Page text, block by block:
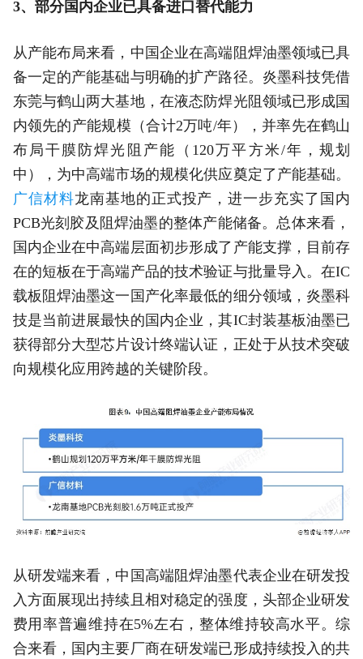
3、部分国内企业已具备进口替代能力
从产能布局来看，中国企业在高端阻焊油墨领域已具
备一定的产能基础与明确的扩产路径。炎墨科技凭借
东莞与鹤山两大基地，在液态防焊光阻领域已形成国
内领先的产能规模（合计2万吨/年），并率先在鹤山
布局干膜防焊光阻产能（120万平方米/年，规划
中），为中高端市场的规模化供应奠定了产能基础。
广信材料龙南基地的正式投产，进一步充实了国内
PCB光刻胶及阻焊油墨的整体产能储备。总体来看，
国内企业在中高端层面初步形成了产能支撑，目前存
在的短板在于高端产品的技术验证与批量导入。在IC
载板阻焊油墨这一国产化率最低的细分领域，炎墨科
技是当前进展最快的国内企业，其IC封装基板油墨已
获得部分大型芯片设计终端认证，正处于从技术突破
向规模化应用跨越的关键阶段。
从研发端来看，中国高端阻焊油墨代表企业在研发投
入方面展现出持续且相对稳定的强度，头部企业研发
费用率普遍维持在5%左右，整体维持较高水平。综
合来看，国内主要厂商在研发端已形成持续投入的共